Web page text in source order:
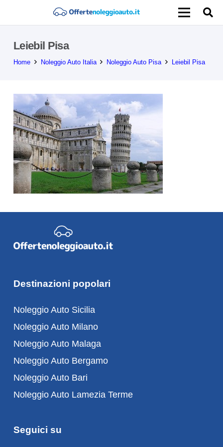
Leiebil Pisa
Home Noleggio Auto Italia Noleggio Auto Pisa Leiebil Pisa
Destinazioni popolari
Noleggio Auto Sicilia
Noleggio Auto Milano
Noleggio Auto Malaga
Noleggio Auto Bergamo
Noleggio Auto Bari
Noleggio Auto Lamezia Terme
Seguici su